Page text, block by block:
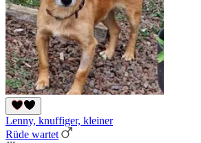
Lenny, knuffiger, kleiner
Rüde wartet